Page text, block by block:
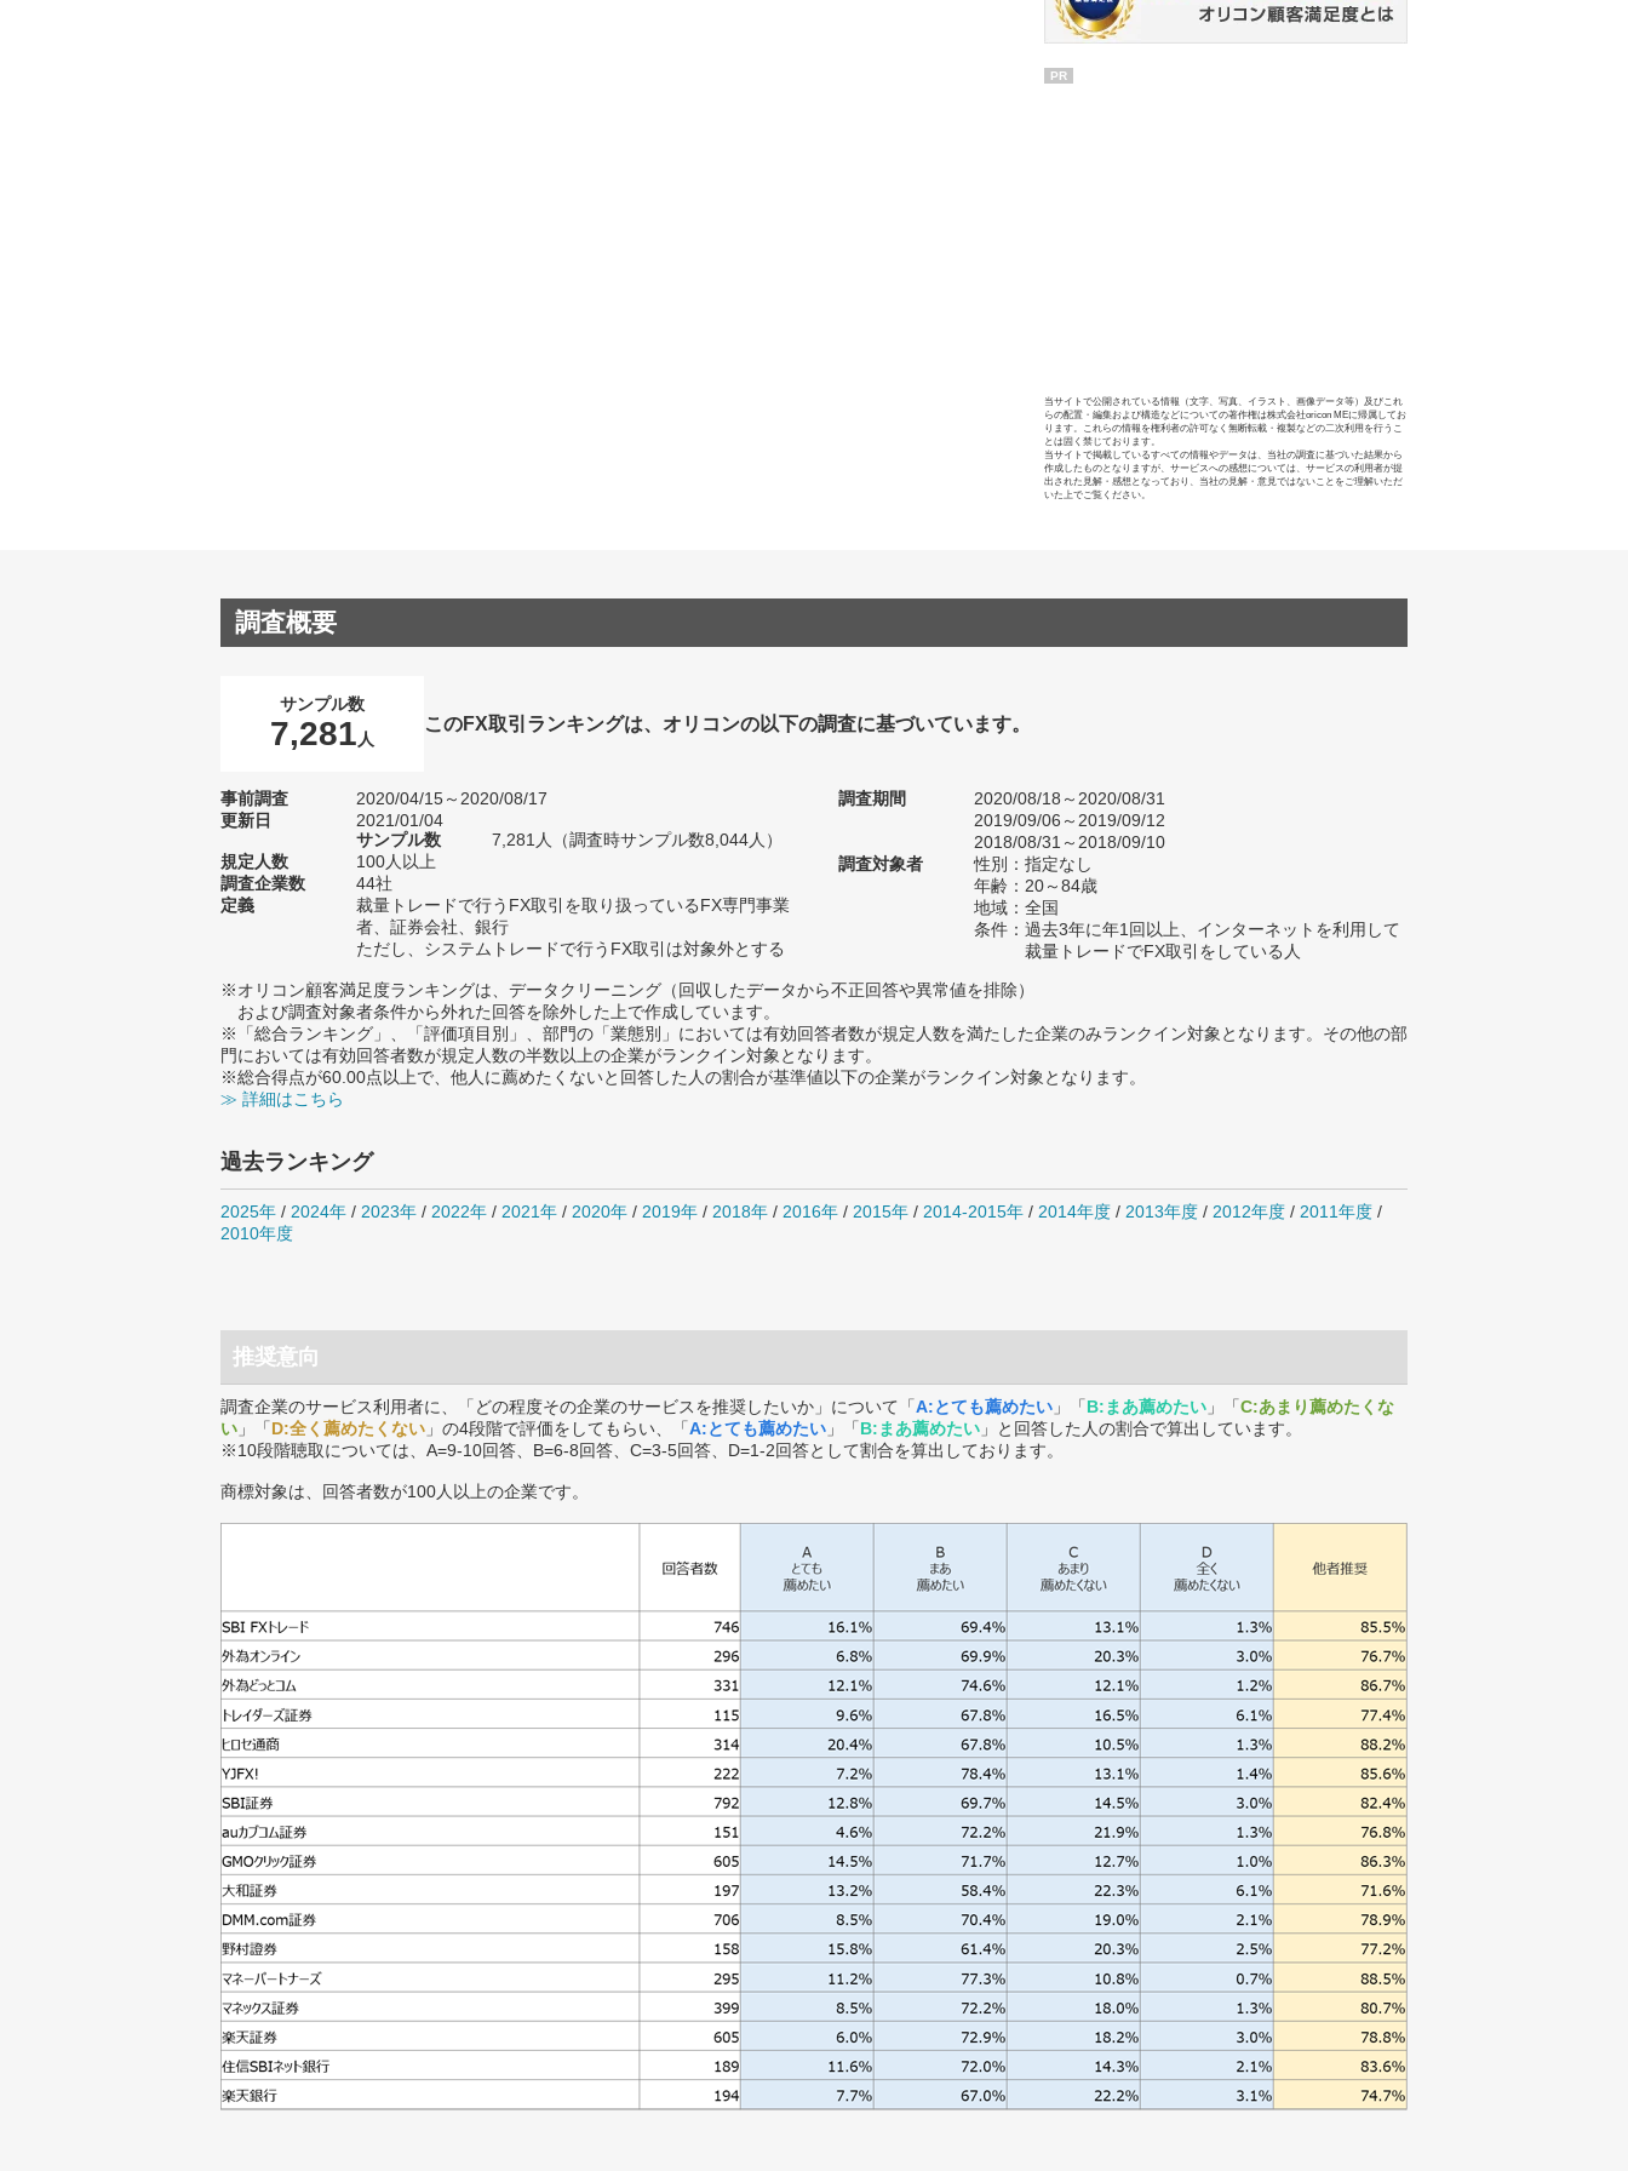
PR
当サイトで公開されている情報（文字、写真、イラスト、画像データ等）及びこれ
らの配置・編集および構造などについての著作権は株式会社oricon MEに帰属してお
ります。これらの情報を権利者の許可なく無断転載・複製などの二次利用を行うこ
とは固く禁じております。
当サイトで掲載しているすべての情報やデータは、当社の調査に基づいた結果から
作成したものとなりますが、サービスへの感想については、サービスの利用者が提
出された見解・感想となっており、当社の見解・意見ではないことをご理解いただ
いた上でご覧ください。
調査概要
サンプル数
7,281 人
このFX取引ランキングは、オリコンの以下の調査に基づいています。
事前調査
2020/04/15～2020/08/17
更新日
2021/01/04
サンプル数
7,281人（調査時サンプル数8,044人）
規定人数
100人以上
調査企業数
44社
定義
裁量トレードで行うFX取引を取り扱っているFX専門事業
者、証券会社、銀行
ただし、システムトレードで行うFX取引は対象外とする
調査期間
2020/08/18～2020/08/31
2019/09/06～2019/09/12
2018/08/31～2018/09/10
調査対象者
性別：指定なし
年齢：20～84歳
地域：全国
条件：過去3年に年1回以上、インターネットを利用して
裁量トレードでFX取引をしている人
※オリコン顧客満足度ランキングは、データクリーニング（回収したデータから不正回答や異常値を排除）
および調査対象者条件から外れた回答を除外した上で作成しています。
※「総合ランキング」、「評価項目別」、部門の「業態別」においては有効回答者数が規定人数を満たした企業のみランクイン対象となります。その他の部
門においては有効回答者数が規定人数の半数以上の企業がランクイン対象となります。
※総合得点が60.00点以上で、他人に薦めたくないと回答した人の割合が基準値以下の企業がランクイン対象となります。
≫ 詳細はこちら
過去ランキング
2025年 / 2024年 / 2023年 / 2022年 / 2021年 / 2020年 / 2019年 / 2018年 / 2016年 / 2015年 / 2014-2015年 / 2014年度 / 2013年度 / 2012年度 / 2011年度 /
2010年度
推奨意向
調査企業のサービス利用者に、「どの程度その企業のサービスを推奨したいか」について「A:とても薦めたい 」「B:まあ薦めたい 」「C:あまり薦めたくな
い 」「D:全く薦めたくない 」の4段階で評価をしてもらい、「A:とても薦めたい 」「B:まあ薦めたい 」と回答した人の割合で算出しています。
※10段階聴取については、A=9-10回答、B=6-8回答、C=3-5回答、D=1-2回答として割合を算出しております。
商標対象は、回答者数が100人以上の企業です。